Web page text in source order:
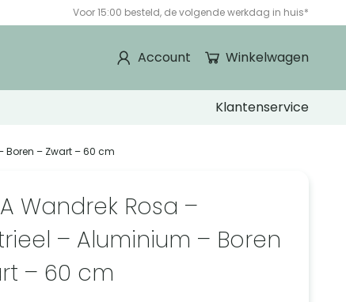
Voor 15:00 besteld, de volgende werkdag in huis*
Winkelwagen
Account
Klantenservice
Boren – Zwart – 60 cm
Wandrek Rosa –
– Aluminium – Boren
– 60 cm